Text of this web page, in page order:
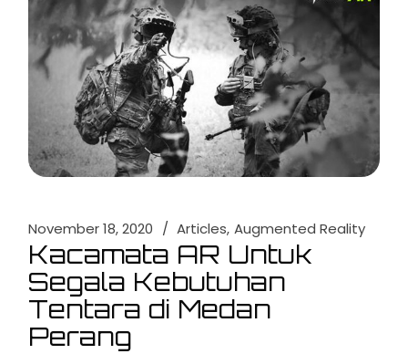
November 18, 2020 Articles Augmented Reality
Kacamata AR Untuk
Segala Kebutuhan
Tentara di Medan
Perang